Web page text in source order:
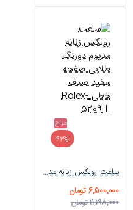
حراج
-42%
ساعت رولکس زنانه مدیوم دورنگ طلایی صفحه سفید صدف خطی Rolex-5209-L
6,500,000 تومان
11,198,000 تومان